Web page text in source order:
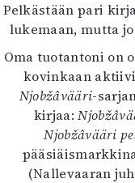
Pelkästään pari
lukemaan, mutta
Oma tuotantoni on
kovinkaan
Njobžâvääri-
kirjaa:
Njobžâvääri
(Nallevaaran